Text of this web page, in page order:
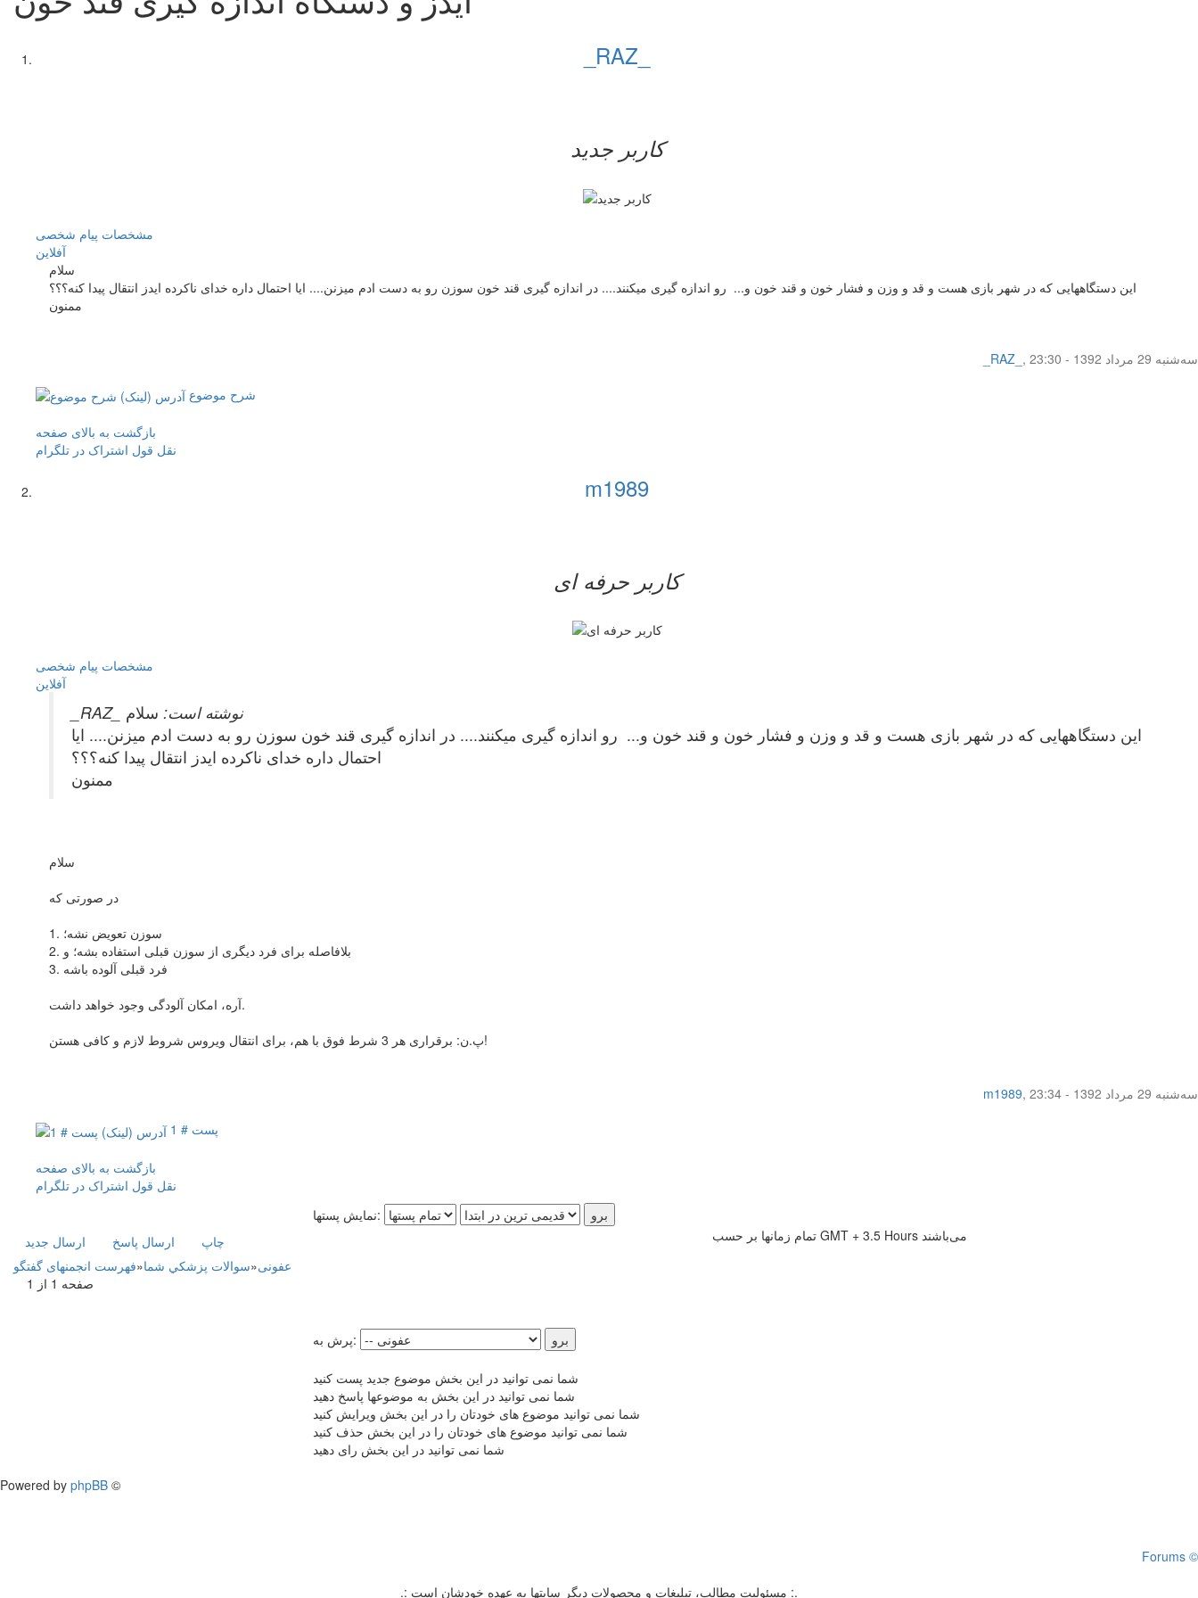
_RAZ_
کاربر جدید
مشخصات پیام شخصی
آفلاين
سلام
این دستگاههایی که در شهر بازی هست و قد و وزن و فشار خون و قند خون و... رو اندازه گیری میکنند.... در اندازه گیری قند خون سوزن رو به دست ادم میزنن.... ایا احتمال داره خدای ناکرده ایدز انتقال پیدا کنه؟؟؟
ممنون
_RAZ_ ,
سه‌شنبه 29 مرداد 1392 - 23:30
شرح موضوع
بازگشت به بالای صفحه
نقل قول اشتراک در تلگرام
m1989
کاربر حرفه ای
مشخصات پیام شخصی
آفلاين
_RAZ_ نوشته است: سلام
این دستگاههایی که در شهر بازی هست و قد و وزن و فشار خون و قند خون و... رو اندازه گیری میکنند.... در اندازه گیری قند خون سوزن رو به دست ادم میزنن.... ایا
احتمال داره خدای ناکرده ایدز انتقال پیدا کنه؟؟؟
ممنون
سلام
در صورتی که
1. سوزن تعویض نشه؛
2. بلافاصله برای فرد دیگری از سوزن قبلی استفاده بشه؛ و
3. فرد قبلی آلوده باشه
آره، امکان آلودگی وجود خواهد داشت.
پ.ن: برقراری هر 3 شرط فوق با هم، برای انتقال ویروس شروط لازم و کافی هستن!
m1989,
سه‌شنبه 29 مرداد 1392 - 23:34
پست # 1
بازگشت به بالای صفحه
نقل قول اشتراک در تلگرام
نمایش پستها:
ارسال جديد
ارسال پاسخ چاپ
تمام زمانها بر حسب GMT + 3.5 Hours می‌باشند
فهرست انجمنهای گفتگو»سوالات پزشکي شما»عفونی
صفحه 1 از 1
پرش به:
شما نمی توانید در این بخش موضوع جدید پست کنید
شما نمی توانید در این بخش به موضوعها پاسخ دهید
شما نمی توانید موضوع های خودتان را در این بخش ویرایش کنید
شما نمی توانید موضوع های خودتان را در این بخش حذف کنید
شما نمی توانید در این بخش رای دهید
Powered by phpBB ©
Forums ©
.: مسئوليت مطالب، تبليغات و محصولات ديگر سايتها به عهده خودشان است :.